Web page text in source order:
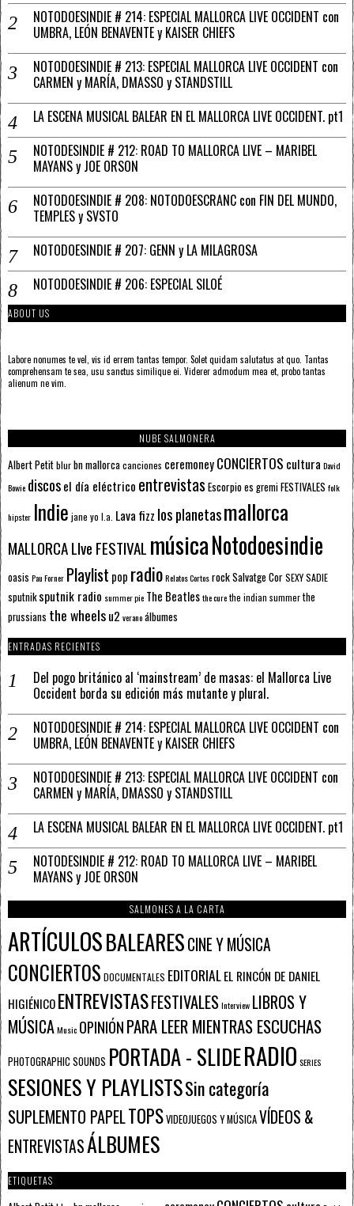
NOTODOESINDIE # 214: ESPECIAL MALLORCA LIVE OCCIDENT con
UMBRA, LEÓN BENAVENTE y KAISER CHIEFS
NOTODOESINDIE # 213: ESPECIAL MALLORCA LIVE OCCIDENT con
CARMEN y MARÍA, DMASSO y STANDSTILL
LA ESCENA MUSICAL BALEAR EN EL MALLORCA LIVE OCCIDENT. pt1
NOTODESINDIE # 212: ROAD TO MALLORCA LIVE – MARIBEL
MAYANS y JOE ORSON
NOTODOESINDIE # 208: NOTODOESCRANC con FIN DEL MUNDO,
TEMPLES y SVSTO
NOTODOESINDIE # 207: GENN y LA MILAGROSA
NOTODOESINDIE # 206: ESPECIAL SILOÉ
ABOUT US
Labore nonumes te vel, vis id errem tantas tempor. Solet quidam salutatus at quo. Tantas
comprehensam te sea, usu sanctus similique ei. Viderer admodum mea et, probo tantas
alienum ne vim.
NUBE SALMONERA
Albert Petitblurbn mallorcacanciones ceremoneyCONCIERTOS cultura David
Bowie discosel día eléctrico entrevistas Escorpioes gremiFESTIVALES folk
hipster Indie jane yo l.a. Lava fizz los planetasmallorca
MALLORCA LIve FESTIVAL músicaNotodoesindie
oasis Pau Forner Playlist pop radioRelatos CortosrockSalvatge CorSEXY SADIE
sputnik sputnik radio summer pie The Beatlesthe curethe indian summerthe
prussians the wheelsu2 veranoálbumes
ENTRADAS RECIENTES
Del pogo británico al ‘mainstream’ de masas: el Mallorca Live
Occident borda su edición más mutante y plural.
NOTODOESINDIE # 214: ESPECIAL MALLORCA LIVE OCCIDENT con
UMBRA, LEÓN BENAVENTE y KAISER CHIEFS
NOTODOESINDIE # 213: ESPECIAL MALLORCA LIVE OCCIDENT con
CARMEN y MARÍA, DMASSO y STANDSTILL
LA ESCENA MUSICAL BALEAR EN EL MALLORCA LIVE OCCIDENT. pt1
NOTODESINDIE # 212: ROAD TO MALLORCA LIVE – MARIBEL
MAYANS y JOE ORSON
SALMONES A LA CARTA
ARTÍCULOSBALEARESCINE Y MÚSICA
CONCIERTOS DOCUMENTALES EDITORIALEL RINCÓN DE DANIEL
HIGIÉNICOENTREVISTASFESTIVALESInterview LIBROS Y
MÚSICAMusic OPINIÓNPARA LEER MIENTRAS ESCUCHAS
PHOTOGRAPHIC SOUNDS PORTADA - SLIDERADIO SERIES
SESIONES Y PLAYLISTSSin categoría
SUPLEMENTO PAPELTOPSVIDEOJUEGOS Y MÚSICAVÍDEOS &
ENTREVISTASÁLBUMES
ETIQUETAS